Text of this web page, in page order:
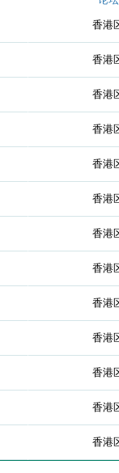
香港
香港
香港
香港
香港
香港
香港
香港
香港
香港
香港
香港
香港